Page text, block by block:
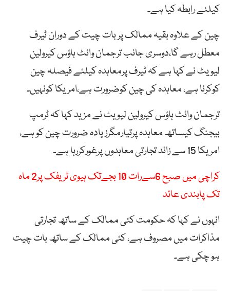
کیلئے رابطہ کیا ہے۔
چین کے علاوہ بقیہ ممالک پر بات چیت کے دوران ٹیرف
معطل رہے گا،دوسری جانب ترجمان وائٹ ہاؤس کیرولین
لیویٹ نے کہا ہے کہ ٹیرف پرمعاہدہ کیلئے فیصلہ چین
کوکرنا ہے، معاہدہ کی چین کوضرورت ہے،امریکا کونہیں۔
ترجمان وائٹ ہاؤس کیرولین لیویٹ نے مزید کہا کہ ٹرمپ
بیجنگ کیساتھ معاہدہ پرتیارمگرزیادہ ضرورت چین کو ہے،
امریکا 15 سے زائد تجارتی معاہدوں پرغورکررہا ہے۔
کراچی میں صبح 6سےرات 10 بجےتک ہیوی ٹریفک پر2 ماہ
تک پابندی عائد
انہوں نے کہا کہ حکومت کئی ممالک کے ساتھ تجارتی
مذاکرات میں مصروف ہے، کئی ممالک کے ساتھ بات چیت
ہو چکی ہے۔